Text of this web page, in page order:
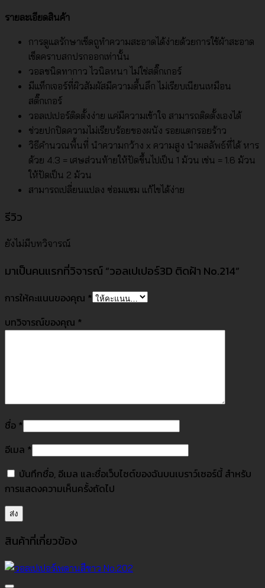
รายละเอียดสินค้า
การดูแลรักษาเช็ดถูทำความสะอาดได้ง่ายด้วยการใช้ผ้าสะอาด
เช็ดคราบสกปรกออกเท่านั้น
วอลชนิดทากาว ไวนิลหนา ไม่ใช่สติ๊กเกอร์
มีแท็กเจอร์ที่ผิวสัมผัสมีความตื้นลึก ไม่เรียบเนียนเหมือน
สติ๊กเกอร์
วอลเปเปอร์ติดตั้งง่าย แค่มีความเข้าใจ สามารถติดตั้งเองได้
ช่วยปกปิดความไม่เรียบร้อยของผนัง รอยแตกรอยร้าว
วิธีคำนวณพื้นที่ นำความกว้าง x ความสูง นำผลลัพธ์ที่ได้ หาร
ด้วย 4.3 = เศษส่วนท้ายให้ปัดขึ้นไปเป็น 1 ม้วน เช่น = 1.6 ม้วน
ให้ปัดเป็น 2 ม้วน
สามารถเปลี่ยนแปลง ซ่อมแซม แก้ไขได้ง่าย
รีวิว
ยังไม่มีบทวิจารณ์
มาเป็นคนแรกที่วิจารณ์ “วอลเปเปอร์3D ติดฝ้า No.214”
การให้คะแนนของคุณ *
บทวิจารณ์ของคุณ *
ชื่อ *
อีเมล *
บันทึกชื่อ, อีเมล และชื่อเว็บไซต์ของฉันบนเบราว์เซอร์นี้ สำหรับ
การแสดงความเห็นครั้งถัดไป
สินค้าที่เกี่ยวข้อง